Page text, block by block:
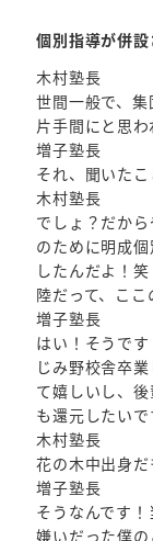
個別指導が併
木村塾長
世間一般で、
片手間にと思
増子塾長
それ、聞いたこ
木村塾長
でしょ？だか
のために明成
したんだよ！笑
陸だって、ここ
増子塾長
はい！そうで
じみ野校舎卒
て嬉しいし、
も還元したいで
木村塾長
花の木中出身だ
増子塾長
そうなんです
嫌いだった僕